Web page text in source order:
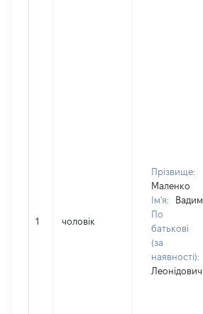
1 чоловік
Прізвище:
Маленко
Ім'я:
Вадим
По
батькові
(за
наявності):
Леонідович